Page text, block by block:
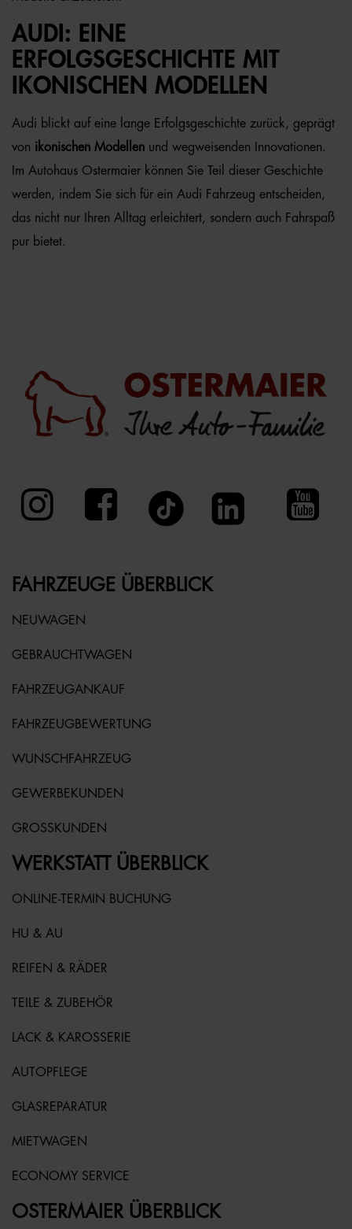
AUDI: EINE
ERFOLGSGESCHICHTE MIT
IKONISCHEN MODELLEN
Audi blickt auf eine lange Erfolgsgeschichte zurück, geprägt
von ikonischen Modellen und wegweisenden Innovationen.
Im Autohaus Ostermaier können Sie Teil dieser Geschichte
werden, indem Sie sich für ein Audi Fahrzeug entscheiden,
das nicht nur Ihren Alltag erleichtert, sondern auch Fahrspaß
pur bietet.
FAHRZEUGE ÜBERBLICK
NEUWAGEN
GEBRAUCHTWAGEN
FAHRZEUGANKAUF
FAHRZEUGBEWERTUNG
WUNSCHFAHRZEUG
GEWERBEKUNDEN
GROSSKUNDEN
WERKSTATT ÜBERBLICK
ONLINE-TERMIN BUCHUNG
HU & AU
REIFEN & RÄDER
TEILE & ZUBEHÖR
LACK & KAROSSERIE
AUTOPFLEGE
GLASREPARATUR
MIETWAGEN
ECONOMY SERVICE
OSTERMAIER ÜBERBLICK